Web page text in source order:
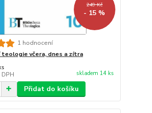
249 Kč
- 15 %
1 hodnocení
včera, dnes a zítra
skladem 14 ks
Přidat do košíku